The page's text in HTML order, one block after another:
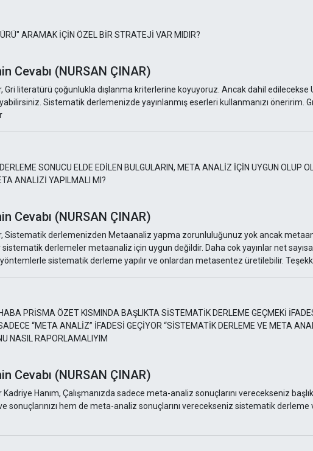
ARAMAK İÇİN ÖZEL BİR STRATEJİ VAR MIDIR?
Cevabı (NURSAN ÇINAR)
Gri literatürü çoğunlukla dışlanma kriterlerine koyuyoruz. Ancak dahil
Sistematik derlemenizde yayınlanmış eserleri kullanmanızı öneririm.
SONUCU ELDE EDİLEN BULGULARIN, META ANALİZ İÇİN UYGUN OLUP
ANALİZİ YAPILMALI MI?
Cevabı (NURSAN ÇINAR)
Sistematik derlemenizden Metaanaliz yapma zorunluluğunuz yok ancak
sistematik derlemeler metaanaliz için uygun değildir. Daha cok yayınlar net
sistematik derleme yapılır ve onlardan metasentez üretilebilir.
PRİSMA ÖZET KISMINDA BAŞLIKTA SİSTEMATİK DERLEME GEÇMEKİ
“META ANALİZ” İFADESİ GEÇİYOR “SİSTEMATİK DERLEME VE META
NASIL RAPORLAMALIYIM
Cevabı (NURSAN ÇINAR)
Kadriye Hanım, Çalışmanızda sadece meta-analiz sonuçlarını verecekseniz
sonuçlarınızı hem de meta-analiz sonuçlarını verecekseniz sistematik